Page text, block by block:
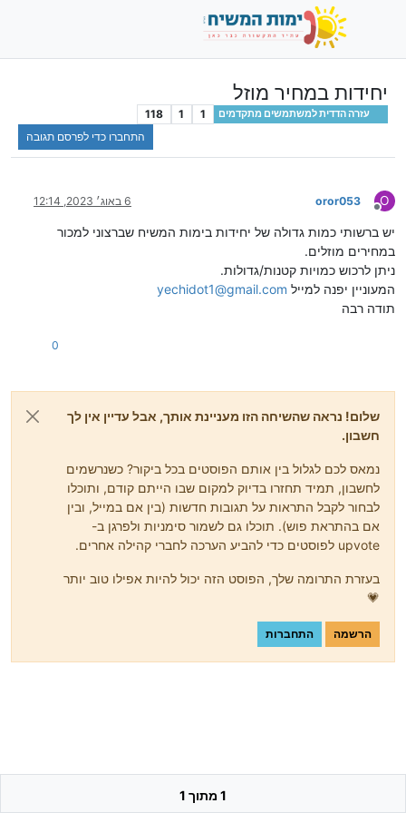
יחידות במחיר מוזל
עזרה הדדית למשתמשים מתקדמים 1
1
118
התחברו כדי לפרסם תגובה
O
מנותק
oror053 6 באוג׳ 2023, 12:14
יש ברשותי כמות גדולה של יחידות בימות המשיח שברצוני למכור
במחירים מוזלים.
ניתן לרכוש כמויות קטנות/גדולות.
המעוניין יפנה למייל yechidot1@gmail.com
תודה רבה
0
שלום! נראה שהשיחה הזו מעניינת אותך, אבל עדיין אין לך
חשבון.
נמאס לכם לגלול בין אותם הפוסטים בכל ביקור? כשנרשמים
לחשבון, תמיד תחזרו בדיוק למקום שבו הייתם קודם, ותוכלו
לבחור לקבל התראות על תגובות חדשות (בין אם במייל, ובין
אם בהתראת פוש). תוכלו גם לשמור סימניות ולפרגן ב-
upvote לפוסטים כדי להביע הערכה לחברי קהילה אחרים.
בעזרת התרומה שלך, הפוסט הזה יכול להיות אפילו טוב יותר
💗
הרשמה התחברות
1 מתוך 1